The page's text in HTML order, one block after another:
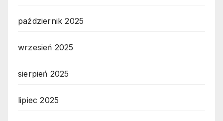
październik 2025
wrzesień 2025
sierpień 2025
lipiec 2025